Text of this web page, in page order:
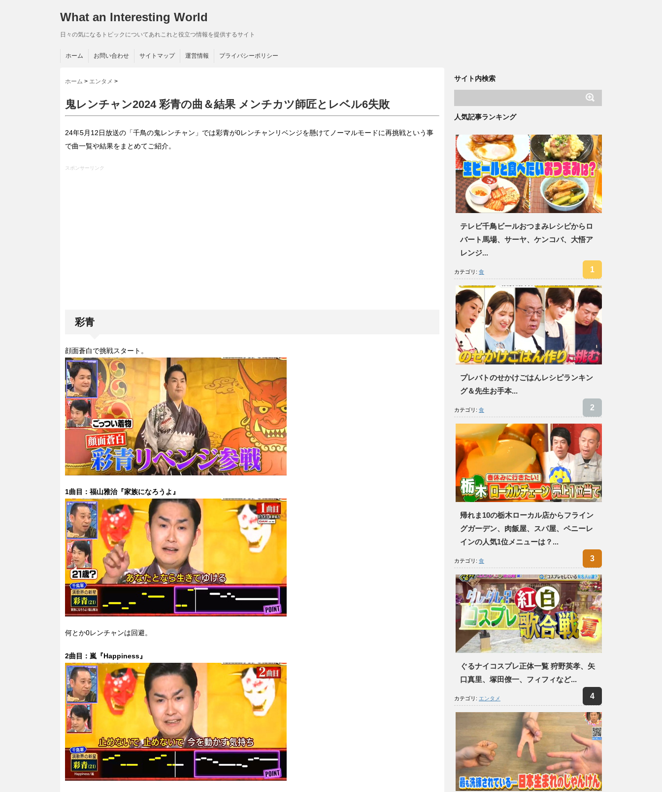
What an Interesting World
日々の気になるトピックについてあれこれと役立つ情報を提供するサイト
ホーム お問い合わせ サイトマップ 運営情報 プライバシーポリシー
ホーム > エンタメ >
鬼レンチャン2024 彩青の曲＆結果 メンチカツ師匠とレベル6失敗
24年5月12日放送の「千鳥の鬼レンチャン」では彩青が0レンチャンリベンジを懸けてノーマルモードに再挑戦という事
で曲一覧や結果をまとめてご紹介。
スポンサーリンク
彩青
顔面蒼白で挑戦スタート。
1曲目：福山雅治『家族になろうよ 』
何とか0レンチャンは回避。
2曲目：嵐『Happiness』
サイト内検索
人気記事ランキング
テレビ千鳥ビールおつまみレシピからロ
バート馬場、サーヤ、ケンコバ、大悟ア
レンジ...
カテゴリ: 食
プレバトのせかけごはんレシピランキン
グ＆先生お手本...
カテゴリ: 食
帰れま10の栃木ローカル店からフライン
グガーデン、肉飯屋、スパ屋、ペニーレ
インの人気1位メニューは？...
カテゴリ: 食
ぐるナイコスプレ正体一覧 狩野英孝、矢
口真里、塚田僚一、フィフィなど...
カテゴリ: エンタメ